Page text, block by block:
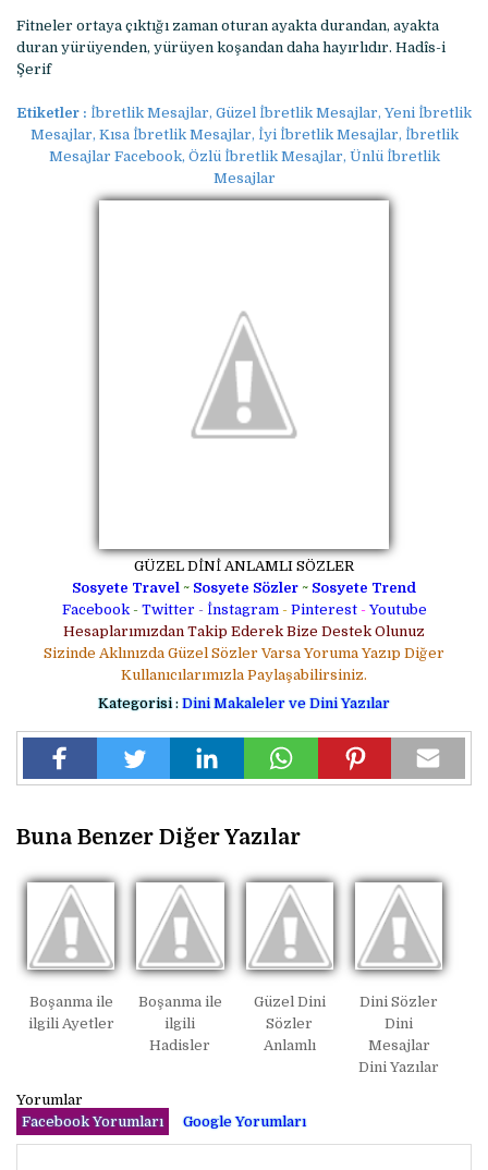
Fitneler ortaya çıktığı zaman oturan ayakta durandan, ayakta
duran yürüyenden, yürüyen koşandan daha hayırlıdır. Hadîs-i
Şerif
Etiketler : İbretlik Mesajlar, Güzel İbretlik Mesajlar, Yeni İbretlik
Mesajlar, Kısa İbretlik Mesajlar, İyi İbretlik Mesajlar, İbretlik
Mesajlar Facebook, Özlü İbretlik Mesajlar, Ünlü İbretlik
Mesajlar
GÜZEL DİNİ ANLAMLI SÖZLER
Sosyete Travel ~ Sosyete Sözler ~ Sosyete Trend
Facebook- Twitter - İnstagram- Pinterest- Youtube
Hesaplarımızdan Takip Ederek Bize Destek Olunuz
Sizinde Aklınızda Güzel Sözler Varsa Yoruma Yazıp Diğer
Kullanıcılarımızla Paylaşabilirsiniz.
Kategorisi : Dini Makaleler ve Dini Yazılar
Buna Benzer Diğer Yazılar
Boşanma ile
ilgili Ayetler
Boşanma ile
ilgili
Hadisler
Güzel Dini
Sözler
Anlamlı
Dini Sözler
Dini
Mesajlar
Dini Yazılar
Yorumlar
Facebook Yorumları
Google Yorumları